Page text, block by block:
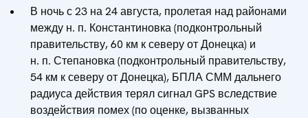
В ночь с 23 на 24 августа, пролетая над районами
между н. п. Константиновка (подконтрольный
правительству, 60 км к северу от Донецка) и
н. п. Степановка (подконтрольный правительству,
54 км к северу от Донецка), БПЛА СММ дальнего
радиуса действия терял сигнал GPS вследствие
воздействия помех (по оценке, вызванных